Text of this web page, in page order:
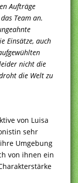
Aufträge
Team an.
Einsätze, auch
nicht die
die Welt zu
von Luisa
sehr
Umgebung
von ihnen ein